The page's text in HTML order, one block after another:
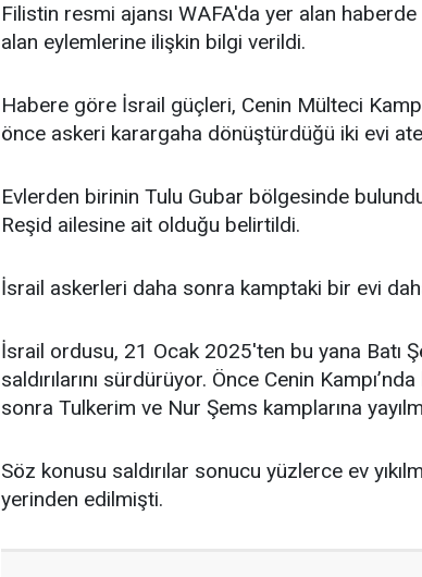
Filistin resmi ajansı WAFA'da yer alan
alan eylemlerine ilişkin bilgi verildi.
Habere göre İsrail güçleri, Cenin Mülteci
önce askeri karargaha dönüştürdüğü iki evi
Evlerden birinin Tulu Gubar bölgesinde
Reşid ailesine ait olduğu belirtildi.
İsrail askerleri daha sonra kamptaki bir evi
İsrail ordusu, 21 Ocak 2025'ten bu yana Batı
saldırılarını sürdürüyor. Önce Cenin
sonra Tulkerim ve Nur Şems kamplarına
Söz konusu saldırılar sonucu yüzlerce ev
yerinden edilmişti.